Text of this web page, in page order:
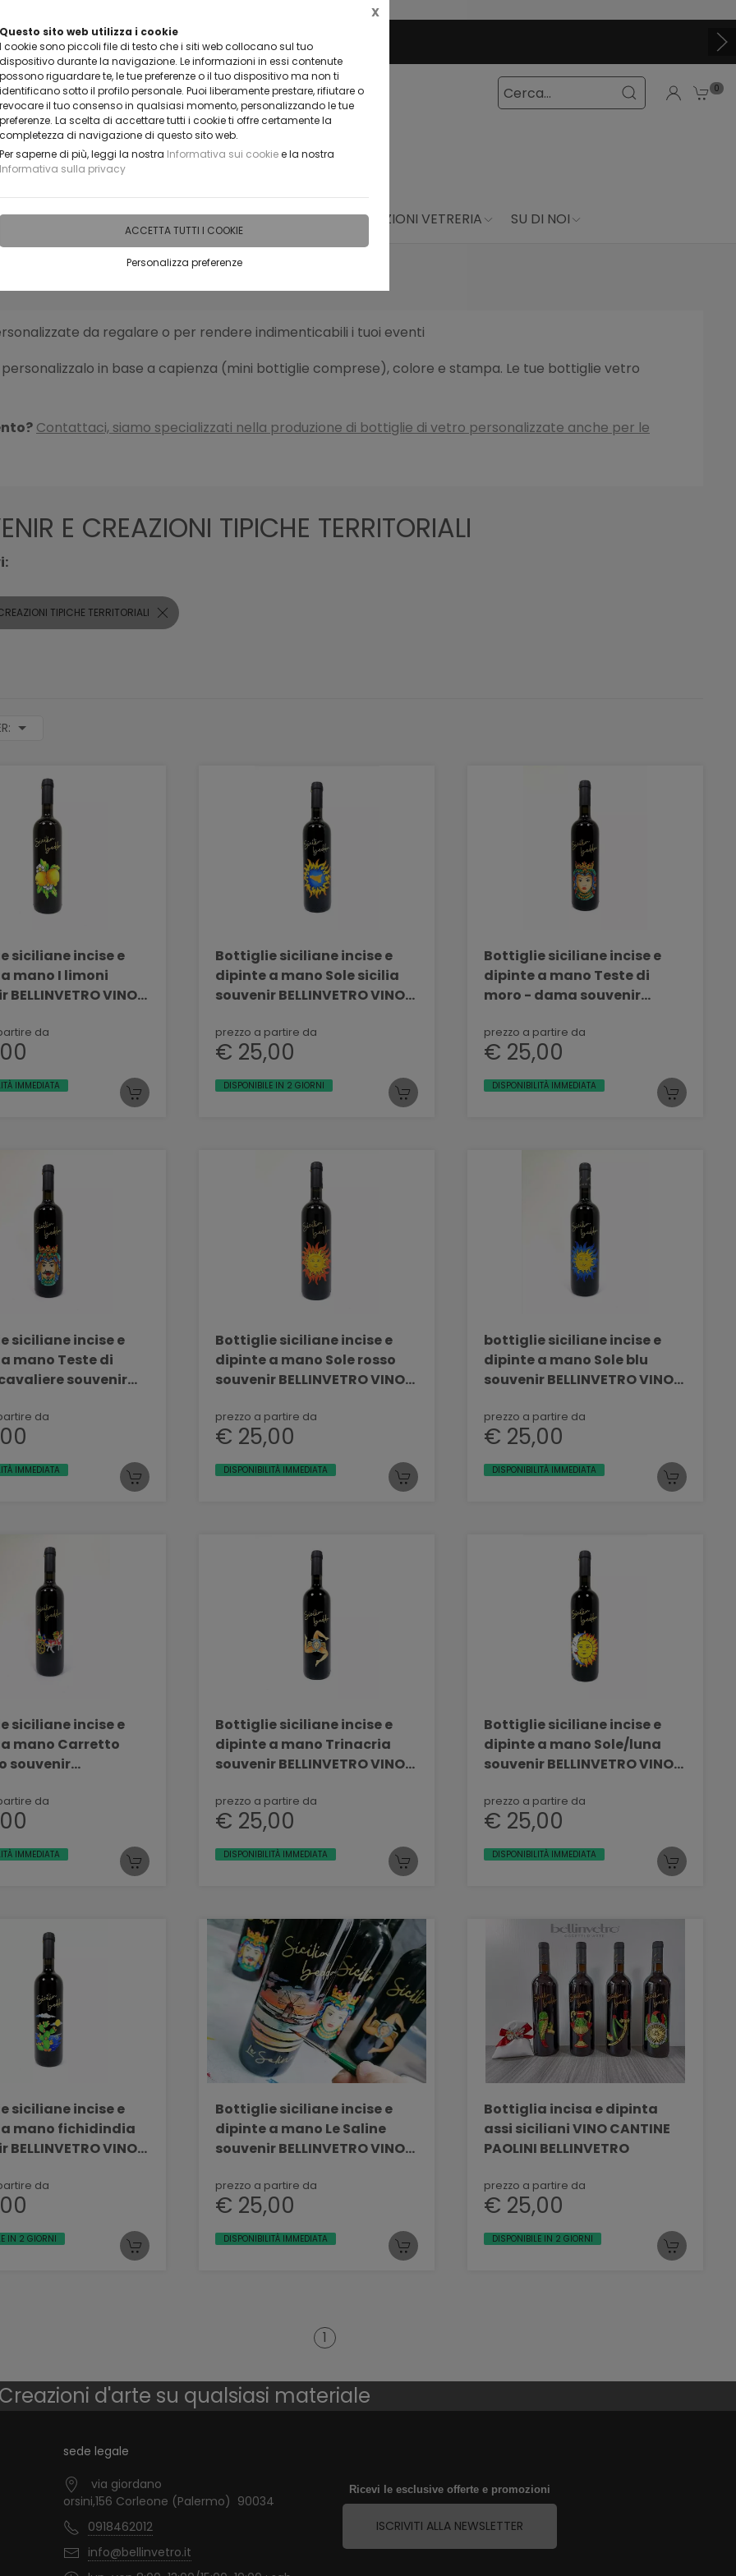
Questo sito web utilizza i cookie
I cookie sono piccoli file di testo che i siti web collocano sul tuo
dispositivo durante la navigazione. Le informazioni in essi contenute
possono riguardare te, le tue preferenze o il tuo dispositivo ma non ti
identificano sotto il profilo personale. Puoi liberamente prestare, rifiutare o
revocare il tuo consenso in qualsiasi momento, personalizzando le tue
preferenze. La scelta di accettare tutti i cookie ti offre certamente la
completezza di navigazione di questo sito web.
Per saperne di più, leggi la nostra Informativa sui cookiee la nostra
Informativa sulla privacy
ACCETTA TUTTI I COOKIE
Personalizza preferenze
X
VUOI DIVENTARE UN NOSTRO RIVENDITORE?
CONTATTACI
0
IDEE PERSONALIZZABILI RECENSIONI HORECA PRODUZIONI VETRERIA SU DI NOI
da regalare o per rendere indimenticabili i tuoi eventi
in base a capienza (mini bottiglie comprese), colore e stampa. Le tue bottiglie vetro
Contattaci, siamo specializzati nella produzione di bottiglie di vetro personalizzate anche per le
E CREAZIONI TIPICHE TERRITORIALI
TIPICHE TERRITORIALI
siciliane incise e
mano I limoni
VINO
da
IMMEDIATA
Bottiglie siciliane incise e
dipinte a mano Sole sicilia
souvenir BELLINVETRO VINO
prezzo a partire da
€ 25,00
DISPONIBILE IN 2 GIORNI
Bottiglie siciliane incise e
dipinte a mano Teste di
moro - dama souvenir
SVN 03
prezzo a partire da
€ 25,00
DISPONIBILITÀ IMMEDIATA
siciliane incise e
mano Teste di
souvenir
da
IMMEDIATA
Bottiglie siciliane incise e
dipinte a mano Sole rosso
souvenir BELLINVETRO VINO
prezzo a partire da
€ 25,00
DISPONIBILITÀ IMMEDIATA
bottiglie siciliane incise e
dipinte a mano Sole blu
souvenir BELLINVETRO VINO
prezzo a partire da
€ 25,00
DISPONIBILITÀ IMMEDIATA
siciliane incise e
mano Carretto
souvenir
da
IMMEDIATA
Bottiglie siciliane incise e
dipinte a mano Trinacria
souvenir BELLINVETRO VINO
prezzo a partire da
€ 25,00
DISPONIBILITÀ IMMEDIATA
Bottiglie siciliane incise e
dipinte a mano Sole/luna
souvenir BELLINVETRO VINO
prezzo a partire da
€ 25,00
DISPONIBILITÀ IMMEDIATA
siciliane incise e
mano fichidindia
VINO
da
IN 2 GIORNI
Bottiglie siciliane incise e
dipinte a mano Le Saline
souvenir BELLINVETRO VINO
prezzo a partire da
€ 25,00
DISPONIBILITÀ IMMEDIATA
Bottiglia incisa e dipinta
assi siciliani VINO CANTINE
PAOLINI BELLINVETRO
prezzo a partire da
€ 25,00
DISPONIBILE IN 2 GIORNI
1
Creazioni d'arte su qualsiasi materiale
sede legale
via giordano
orsini,156 Corleone (Palermo) 90034
0918462012
info@bellinvetro.it
Ricevi le esclusive offerte e promozioni
ISCRIVITI ALLA NEWSLETTER